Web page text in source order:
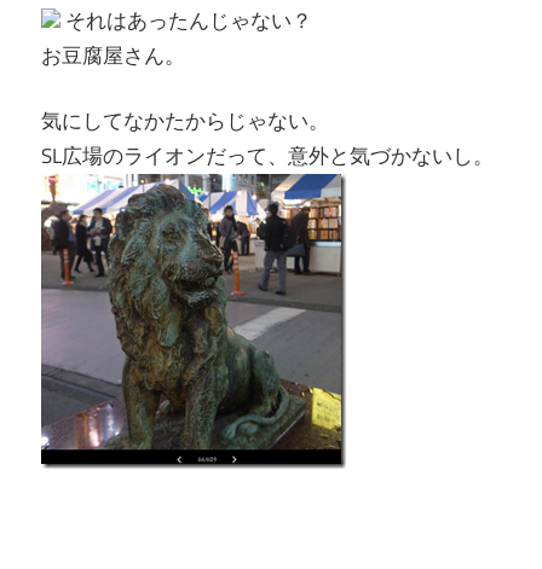
それはあったんじゃない？
お豆腐屋さん。
気にしてなかたからじゃない。
SL広場のライオンだって、意外と気づかないし。